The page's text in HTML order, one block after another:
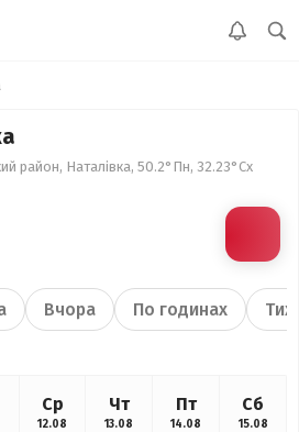
район, Наталівка, 50.2°Пн, 32.23°Сх
Вчора По годинах
Ср
12.08
Чт
13.08
Пт
14.08
Сб
15.08